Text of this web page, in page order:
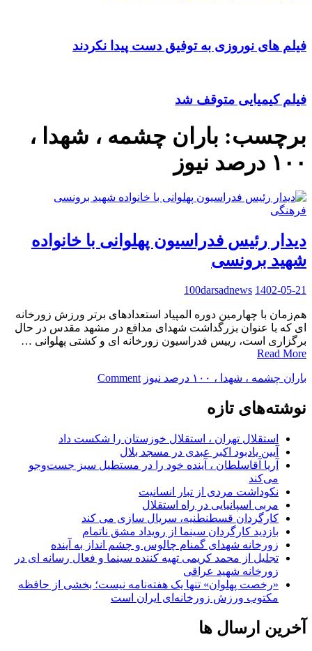
فیلم های نوروزی به توفیق دست پیدا نکردند
فیلم کیمیایی متوقف شد
برچسب: باران چشمه ، شهدا ،
۱۰۰ درصد نیوز
فرهنگی
دیدار رئیس فدراسیون پهلوانی با خانواده
شهید برونسی
100darsadnews 1402-05-21
هم‌زمان با چهارمین دوره المپیاد استعدادهای برتر ورزش زورخانه
ای که با عنوان بزرگداشت شهدای مدافع در مشهد مقدس در حال
برگزاری است، رییس فدراسیون زورخانه ای و کشتی پهلوانی …
Read More
باران چشمه ، شهدا ، ۱۰۰ درصد نیوز Comment
on
با
شهید
نوشته‌های تازه
استقلال تهران ، استقلال خوزستان را شکست داد
آیین یادبود اکبر عبدی در مسجد بلال
آریا آقاسلطان ، آینده خود را در مستطیل سبز جست‌وجو
می‌کند
نکوداشت مردی از تبار انسانیت
مربی اسپانیایی در راه استقلال
کارگردان قسطنطنیه، سریال سازی می کند
بازدید کارگردان سینما از رویداد مشق ناتمام
زورخانه شهدای گمنام چالوس و چشم انداز به آینده
تجلیل از محمد کریمی تهیه کننده سینما و فعال رسانه ای در
زورخانه شهید عراقی
«رخصت پهلوان» تنها یک هفته‌نامه نیست؛ بخشی از حافظه
مکتوب ورزش زورخانه‌ای ایران است
آخرین ارسال ها